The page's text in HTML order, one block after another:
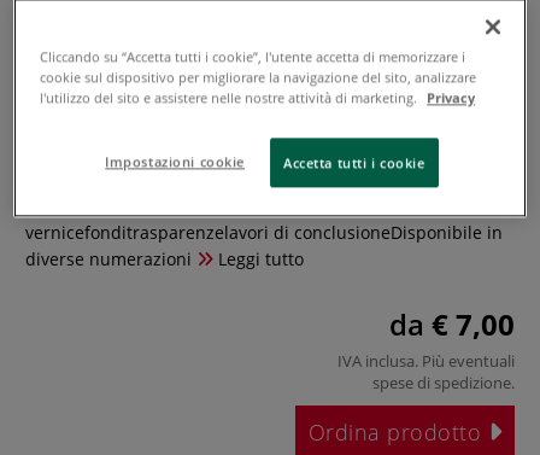
Léonard pennellessa Serie 7020SP
0 recensioni
ghiera argentata inossidabile e manico corto laccato
arancio.Ideale per:olio, gouache, gessoApplicazioni grandi di
vernicefonditrasparenzelavori di conclusioneDisponibile in
diverse numerazioni
Leggi tutto
da € 7,00
IVA inclusa. Più eventuali
spese di spedizione.
Ordina prodotto
Cliccando su “Accetta tutti i cookie”, l'utente accetta di memorizzare i
cookie sul dispositivo per migliorare la navigazione del sito, analizzare
l'utilizzo del sito e assistere nelle nostre attività di marketing.
Privacy
Impostazioni cookie Accetta tutti i cookie